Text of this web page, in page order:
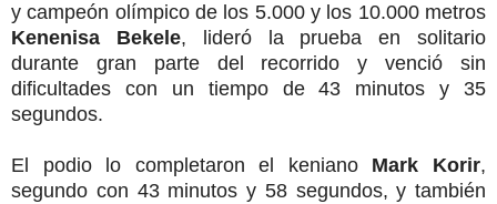
y campeón olímpico de los 5.000 y los 10.000 metros
Kenenisa Bekele, lideró la prueba en solitario
durante gran parte del recorrido y venció sin
dificultades con un tiempo de 43 minutos y 35
segundos.
El podio lo completaron el keniano Mark Korir,
segundo con 43 minutos y 58 segundos, y también